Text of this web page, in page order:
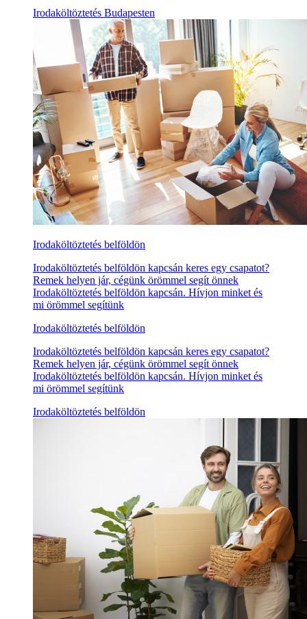
Irodaköltöztetés Budapesten
Irodaköltöztetés belföldön
Irodaköltöztetés belföldön kapcsán keres egy csapatot?
Remek helyen jár, cégünk örömmel segít önnek
Irodaköltöztetés belföldön kapcsán. Hívjon minket és
mi örömmel segítünk
Irodaköltöztetés belföldön
Irodaköltöztetés belföldön kapcsán keres egy csapatot?
Remek helyen jár, cégünk örömmel segít önnek
Irodaköltöztetés belföldön kapcsán. Hívjon minket és
mi örömmel segítünk
Irodaköltöztetés belföldön